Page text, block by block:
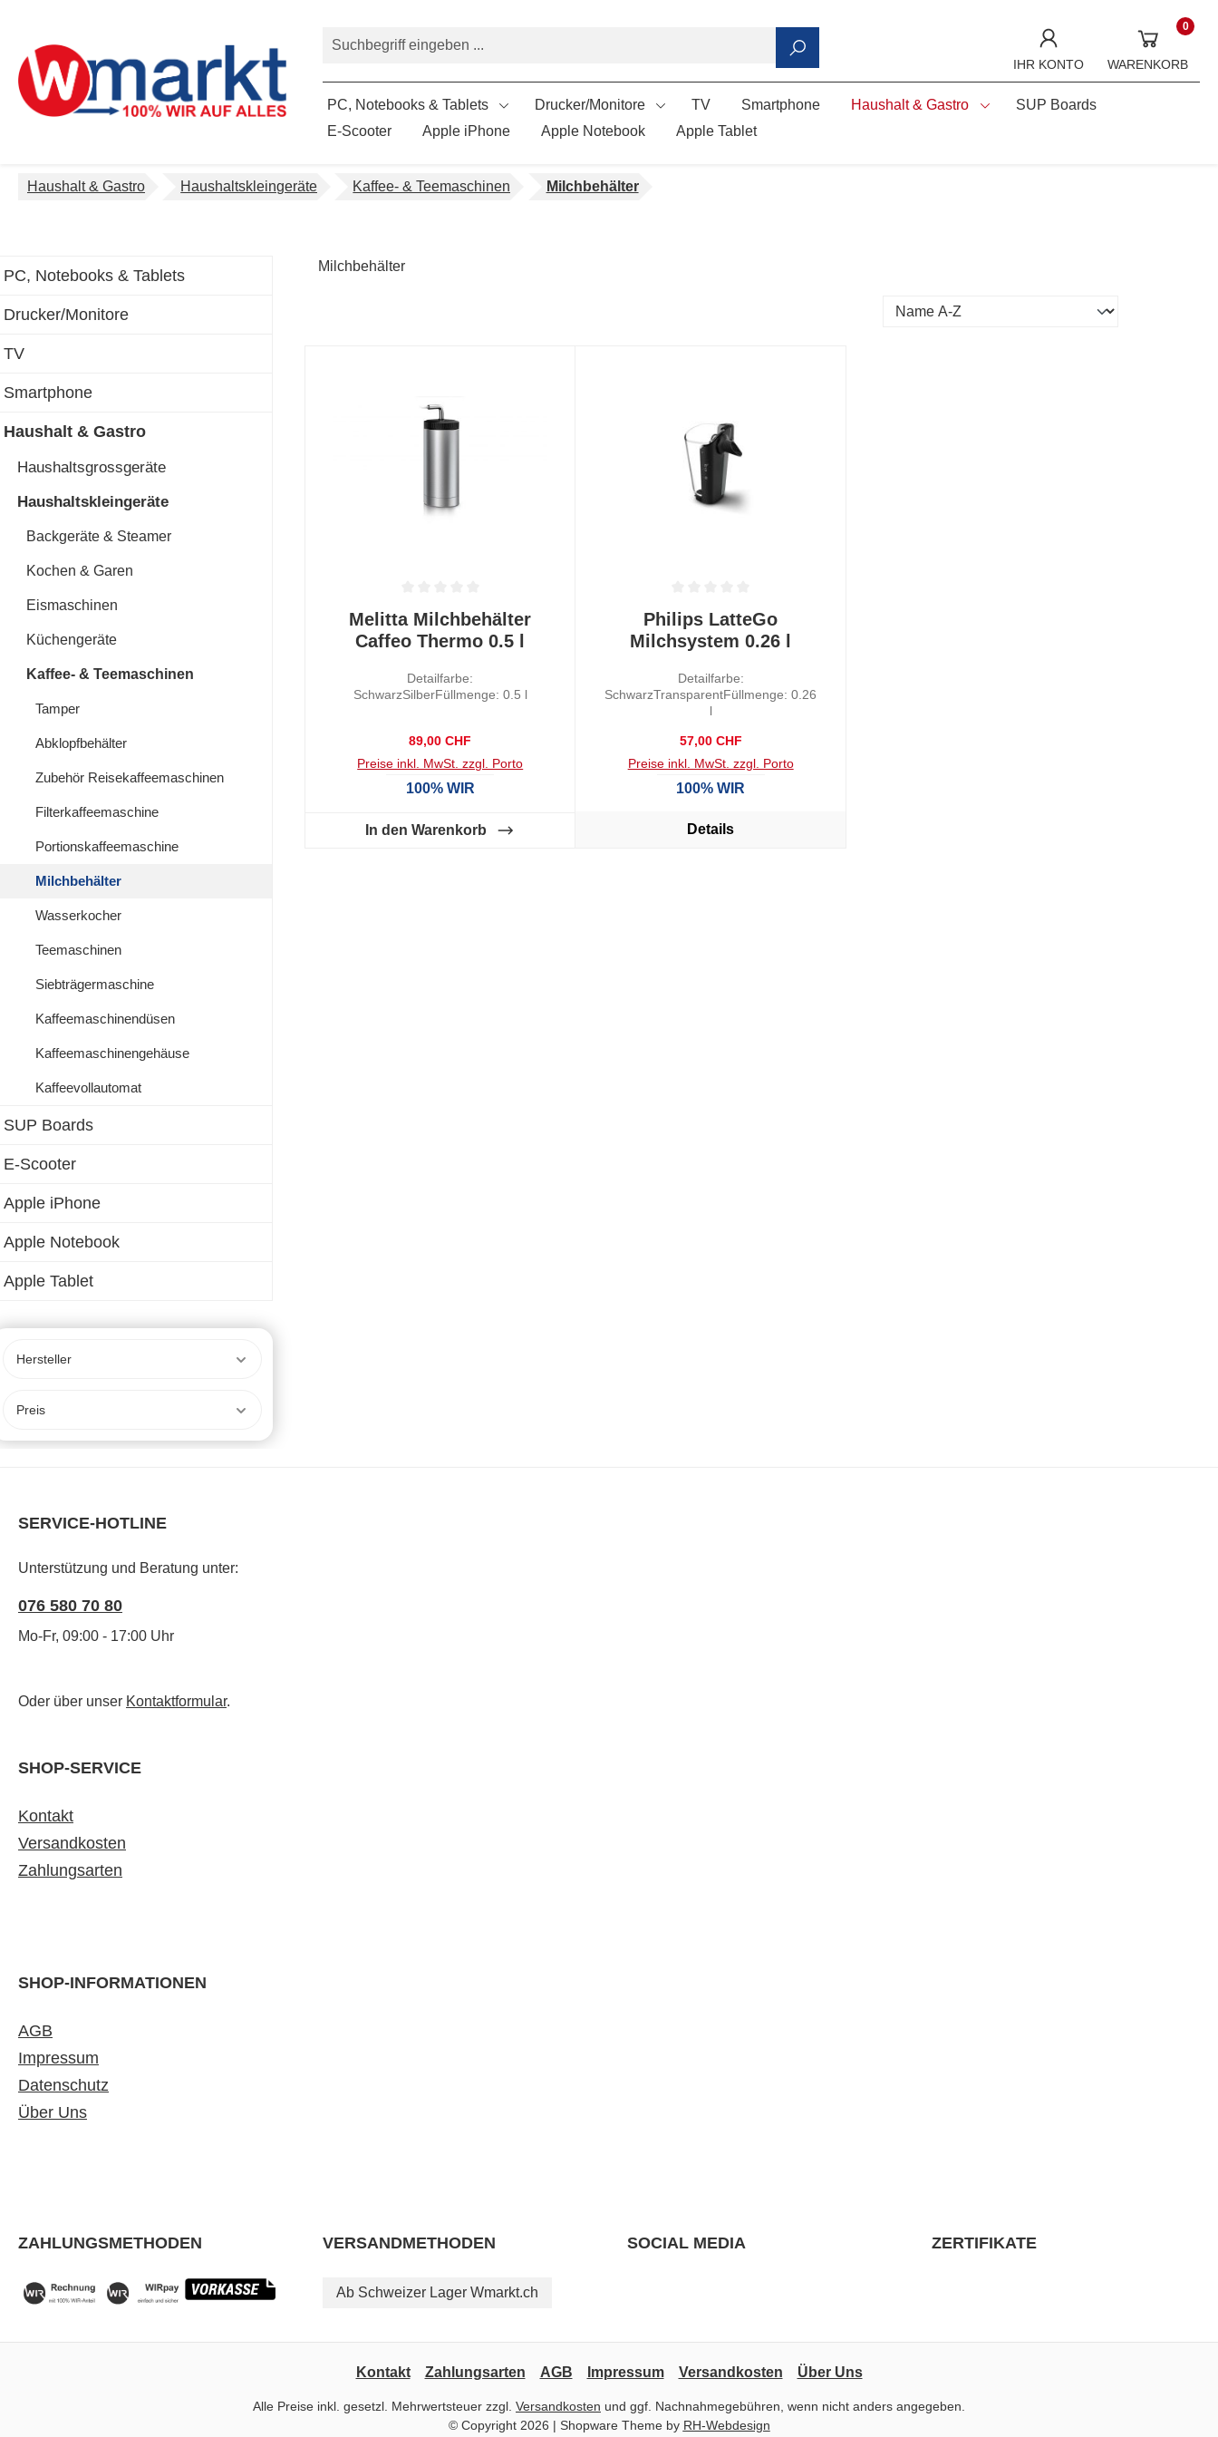
IHR KONTO
0
WARENKORB
PC, Notebooks & Tablets Drucker/Monitore TV Smartphone Haushalt & Gastro
SUP Boards
E-Scooter
Apple iPhone Apple Notebook Apple Tablet
Haushalt & Gastro Haushaltskleingeräte Kaffee- & Teemaschinen Milchbehälter
PC, Notebooks & Tablets
Drucker/Monitore
TV
Smartphone
Haushalt & Gastro
Haushaltsgrossgeräte
Haushaltskleingeräte
Backgeräte & Steamer
Kochen & Garen
Eismaschinen
Küchengeräte
Kaffee- & Teemaschinen
Tamper
Abklopfbehälter
Zubehör Reisekaffeemaschinen
Filterkaffeemaschine
Portionskaffeemaschine
Milchbehälter
Wasserkocher
Teemaschinen
Siebträgermaschine
Kaffeemaschinendüsen
Kaffeemaschinengehäuse
Kaffeevollautomat
SUP Boards
E-Scooter
Apple iPhone
Apple Notebook
Apple Tablet
Hersteller
Preis
Milchbehälter
Durchschnittliche Bewertung von 0 von 5 Sternen
Melitta Milchbehälter
Caffeo Thermo 0.5 l
Detailfarbe:
SchwarzSilberFüllmenge: 0.5 l
Regulärer Preis:
89,00 CHF
Preise inkl. MwSt. zzgl. Porto
100% WIR
In den Warenkorb
Durchschnittliche Bewertung von 0 von 5 Sternen
Philips LatteGo
Milchsystem 0.26 l
Detailfarbe:
SchwarzTransparentFüllmenge: 0.26
l
Regulärer Preis:
57,00 CHF
Preise inkl. MwSt. zzgl. Porto
100% WIR
Details
SERVICE-HOTLINE
Unterstützung und Beratung unter:
076 580 70 80
Mo-Fr, 09:00 - 17:00 Uhr
Oder über unser Kontaktformular.
SHOP-SERVICE
Kontakt
Versandkosten
Zahlungsarten
SHOP-INFORMATIONEN
AGB
Impressum
Datenschutz
Über Uns
ZAHLUNGSMETHODEN VERSANDMETHODEN
Ab Schweizer Lager Wmarkt.ch
SOCIAL MEDIA ZERTIFIKATE
Kontakt Zahlungsarten AGB Impressum Versandkosten Über Uns
Alle Preise inkl. gesetzl. Mehrwertsteuer zzgl. Versandkosten und ggf. Nachnahmegebühren, wenn nicht anders angegeben.
© Copyright 2026 | Shopware Theme by RH-Webdesign